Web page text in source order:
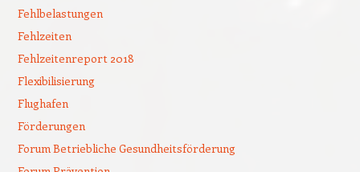
Fehlbelastungen
Fehlzeiten
Fehlzeitenreport 2018
Flexibilisierung
Flughafen
Förderungen
Forum Betriebliche Gesundheitsförderung